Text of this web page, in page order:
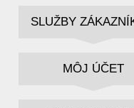
SLUŽBY
MÔJ ÚČET